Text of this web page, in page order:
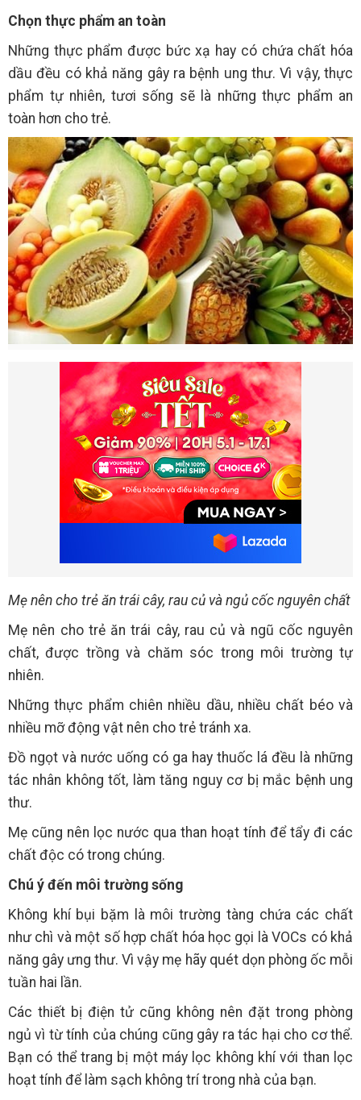
Chọn thực phẩm an toàn
Những thực phẩm được bức xạ hay có chứa chất hóa
dầu đều có khả năng gây ra bệnh ung thư. Vì vậy, thực
phẩm tự nhiên, tươi sống sẽ là những thực phẩm an
toàn hơn cho trẻ.
Mẹ nên cho trẻ ăn trái cây, rau củ và ngủ cốc nguyên chất
Mẹ nên cho trẻ ăn trái cây, rau củ và ngũ cốc nguyên
chất, được trồng và chăm sóc trong môi trường tự
nhiên.
Những thực phẩm chiên nhiều dầu, nhiều chất béo và
nhiều mỡ động vật nên cho trẻ tránh xa.
Đồ ngọt và nước uống có ga hay thuốc lá đều là những
tác nhân không tốt, làm tăng nguy cơ bị mắc bệnh ung
thư.
Mẹ cũng nên lọc nước qua than hoạt tính để tẩy đi các
chất độc có trong chúng.
Chú ý đến môi trường sống
Không khí bụi bặm là môi trường tàng chứa các chất
như chì và một số hợp chất hóa học gọi là VOCs có khả
năng gây ưng thư. Vì vậy mẹ hãy quét dọn phòng ốc mỗi
tuần hai lần.
Các thiết bị điện tử cũng không nên đặt trong phòng
ngủ vì từ tính của chúng cũng gây ra tác hại cho cơ thể.
Bạn có thể trang bị một máy lọc không khí với than lọc
hoạt tính để làm sạch không trí trong nhà của bạn.